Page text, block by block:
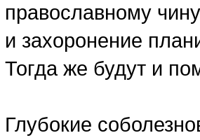
православному
и захоронение
Тогда же будут и
Глубокие